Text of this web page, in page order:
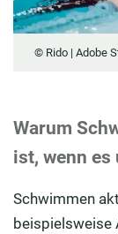
© Rido | Adobe
Warum
ist, wenn es
Schwimmen
beispielsweise